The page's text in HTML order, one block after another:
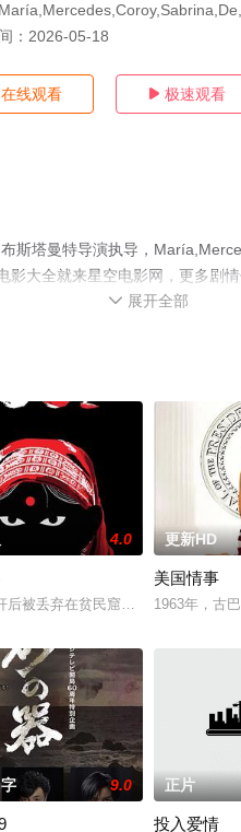
： 2026-05-18
在线观看  极速观看
斯塔曼特导演执导，
大全就来星空电影网，更多剧
 展开全部
），由侯麦本人出演男
4.0
后被丢弃在贫民窟的垃圾堆里，强奸
更新HD
美国情事
1963年，古
9.0 正片
投入爱情